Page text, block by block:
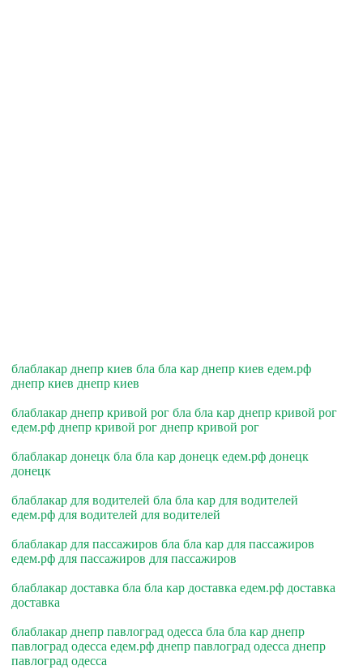
блаблакар днепр киев бла бла кар днепр киев едем.рф
днепр киев днепр киев
блаблакар днепр кривой рог бла бла кар днепр кривой рог
едем.рф днепр кривой рог днепр кривой рог
блаблакар донецк бла бла кар донецк едем.рф донецк
донецк
блаблакар для водителей бла бла кар для водителей
едем.рф для водителей для водителей
блаблакар для пассажиров бла бла кар для пассажиров
едем.рф для пассажиров для пассажиров
блаблакар доставка бла бла кар доставка едем.рф доставка
доставка
блаблакар днепр павлоград одесса бла бла кар днепр
павлоград одесса едем.рф днепр павлоград одесса днепр
павлоград одесса